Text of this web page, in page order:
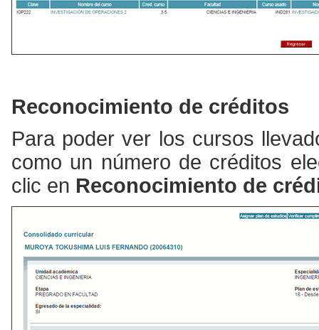
Reconocimiento de créditos
Para poder ver los cursos
como un número de créditos
clic en Reconocimiento de